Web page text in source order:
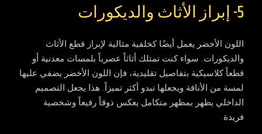
5- إبراز الأثاث والديكورات
اللون الأخضر يعمل أيضًا كخلفية مثالية لإبراز قطع الأثاث
والديكورات. سواء كنت تمتلك أثاثاً عصرياً بلمسات معدنية أو
قطعاً كلاسيكية بتفاصيل تقليدية، فإن اللون الأخضر يضفي عليها
لمسة من الأناقة ويجعلها تبدو أكثر تميزاً. هذا يجعل التصميم
الداخلي يظهر بمظهر متكامل يعكس ذوقاً رفيعاً وشخصية
فريدة.